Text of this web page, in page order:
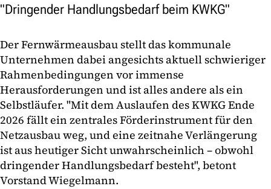
"Dringender Handlungsbedarf beim KWKG"
Der Fernwärmeausbau stellt das kommunale
Unternehmen dabei angesichts aktuell schwieriger
Rahmenbedingungen vor immense
Herausforderungen und ist alles andere als ein
Selbstläufer. "Mit dem Auslaufen des KWKG Ende
2026 fällt ein zentrales Förderinstrument für den
Netzausbau weg, und eine zeitnahe Verlängerung
ist aus heutiger Sicht unwahrscheinlich – obwohl
dringender Handlungsbedarf besteht", betont
Vorstand Wiegelmann.